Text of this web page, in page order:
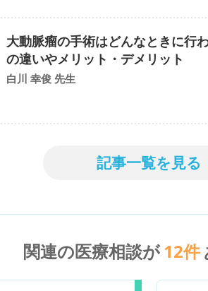
大動脈瘤の手術はどんなときに行
の違いやメリット・デメリット
白川 幸俊 先生
記事一覧を見る
関連の医療相談が12件